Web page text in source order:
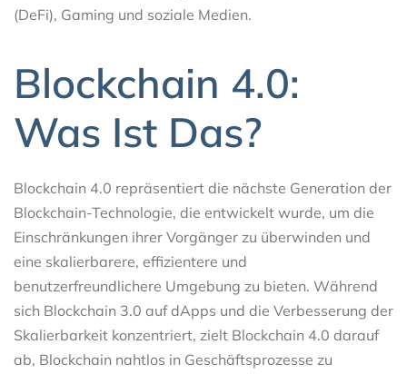
(DeFi), Gaming und soziale Medien.
Blockchain 4.0:
Was Ist Das?
Blockchain 4.0 repräsentiert die nächste Generation der
Blockchain-Technologie, die entwickelt wurde, um die
Einschränkungen ihrer Vorgänger zu überwinden und
eine skalierbarere, effizientere und
benutzerfreundlichere Umgebung zu bieten. Während
sich Blockchain 3.0 auf dApps und die Verbesserung der
Skalierbarkeit konzentriert, zielt Blockchain 4.0 darauf
ab, Blockchain nahtlos in Geschäftsprozesse zu